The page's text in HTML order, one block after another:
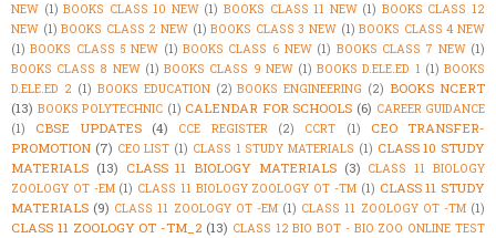
NEW (1) BOOKS CLASS 10 NEW (1) BOOKS CLASS 11 NEW (1) BOOKS CLASS 12
NEW (1) BOOKS CLASS 2 NEW (1) BOOKS CLASS 3 NEW (1) BOOKS CLASS 4 NEW
(1) BOOKS CLASS 5 NEW (1) BOOKS CLASS 6 NEW (1) BOOKS CLASS 7 NEW (1)
BOOKS CLASS 8 NEW (1) BOOKS CLASS 9 NEW (1) BOOKS D.ELE.ED 1 (1) BOOKS
D.ELE.ED 2 (1) BOOKS EDUCATION (2) BOOKS ENGINEERING (2) BOOKS NCERT
(13) BOOKS POLYTECHNIC (1) CALENDAR FOR SCHOOLS (6) CAREER GUIDANCE
(1)
CBSE UPDATES (4) CCE REGISTER (2) CCRT (1)
CEO TRANSFER-
PROMOTION (7) CEO LIST (1) CLASS 1 STUDY MATERIALS (1) CLASS 10 STUDY
MATERIALS (13) CLASS 11 BIOLOGY MATERIALS (3) CLASS 11 BIOLOGY
ZOOLOGY OT -EM (1) CLASS 11 BIOLOGY ZOOLOGY OT -TM (1) CLASS 11 STUDY
MATERIALS (9) CLASS 11 ZOOLOGY OT -EM (1) CLASS 11 ZOOLOGY OT -TM (1)
CLASS 11 ZOOLOGY OT -TM_2 (13) CLASS 12 BIO BOT - BIO ZOO ONLINE TEST